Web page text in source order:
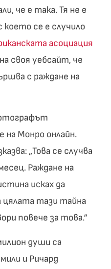
че е така. Тя не е
се е случило
асоциация
своя уебсайт, че
с раждане на
на Монро онлайн.
„Това се случва
Раждане на
исках да
тази тайна
повече за това.“
души са
и Ричард